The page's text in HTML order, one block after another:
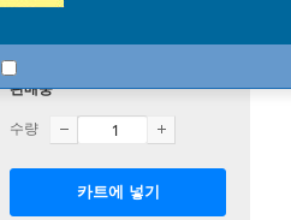
판매중
수량
카트에 넣기